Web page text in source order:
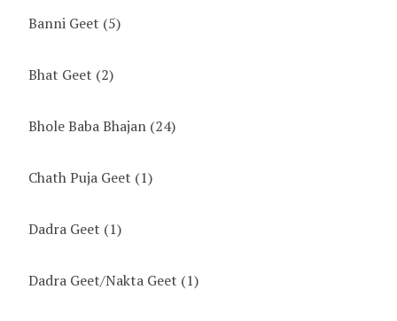
Banni Geet (5)
Bhat Geet (2)
Bhole Baba Bhajan (24)
Chath Puja Geet (1)
Dadra Geet (1)
Dadra Geet/Nakta Geet (1)